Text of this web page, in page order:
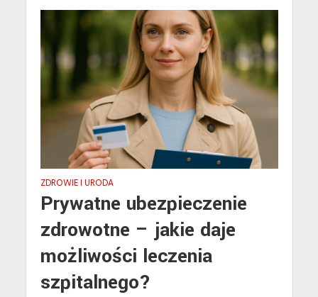
ZDROWIE I URODA
Prywatne ubezpieczenie
zdrowotne – jakie daje
możliwości leczenia
szpitalnego?